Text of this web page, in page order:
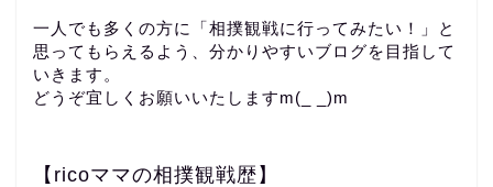
一人でも多くの方に「相撲観戦に行ってみたい！」と
思ってもらえるよう、分かりやすいブログを目指して
いきます。
どうぞ宜しくお願いいたしますm(_ _)m
【ricoママの相撲観戦歴】